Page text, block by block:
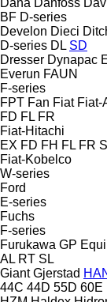
BF D-series
Develon Dieci
D-series DL SD
Dresser Dynapac
Everun FAUN
F-series
FPT Fan Fiat Fiat-
FD FL FR
Fiat-Hitachi
EX FD FH FL FR
Fiat-Kobelco
W-series
Ford
E-series
Fuchs
F-series
Furukawa GP
AL RT SL
Giant Gjerstad
44C 44D 55D 60E